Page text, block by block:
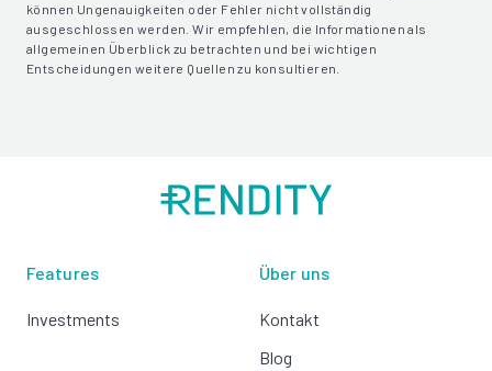
können Ungenauigkeiten oder Fehler nicht vollständig
ausgeschlossen werden. Wir empfehlen, die Informationen als
allgemeinen Überblick zu betrachten und bei wichtigen
Entscheidungen weitere Quellen zu konsultieren.
Features
Investments
Über uns
Kontakt
Blog